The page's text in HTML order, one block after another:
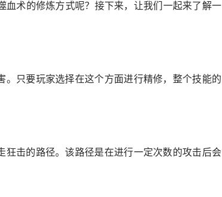
血术的修炼方式呢？接下来，让我们一起来了解一
只要玩家选择在这个方面进行精修，整个技能的
狂击的路径。该路径是在进行一定次数的攻击后会